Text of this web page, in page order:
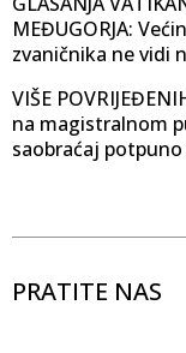
MEĐUGORJA:
zvaničnika ne vidi
VIŠE
na magistralnom
saobraćaj
PRATITE NAS